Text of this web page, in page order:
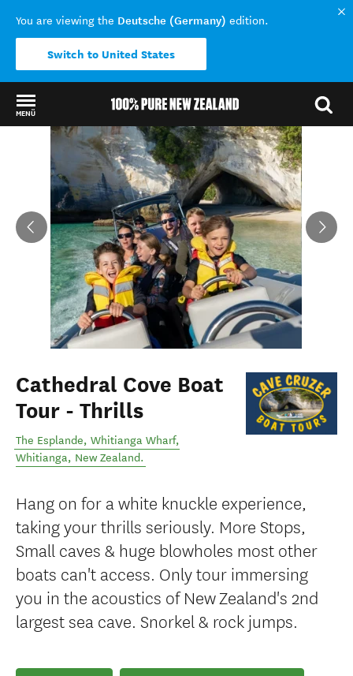
You are viewing the Deutsche (Germany) edition.
Switch to United States
MENÜ
Back to my results
Cathedral Cove Boat
Tour - Thrills
The Esplande, Whitianga Wharf,
Whitianga, New Zealand.
Hang on for a white knuckle experience,
taking your thrills seriously. More Stops,
Small caves & huge blowholes most other
boats can't access. Only tour immersing
you in the acoustics of New Zealand's 2nd
largest sea cave. Snorkel & rock jumps.